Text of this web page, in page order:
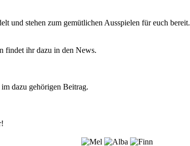
und stehen zum gemütlichen Ausspielen für euch bereit.
findet ihr dazu in den News.
dazu gehörigen Beitrag.